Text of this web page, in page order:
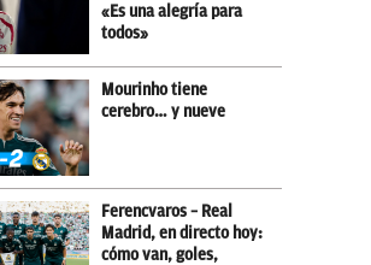
«Es una alegría para
todos»
Mourinho tiene
cerebro… y nueve
Ferencvaros – Real
Madrid, en directo hoy:
cómo van, goles,